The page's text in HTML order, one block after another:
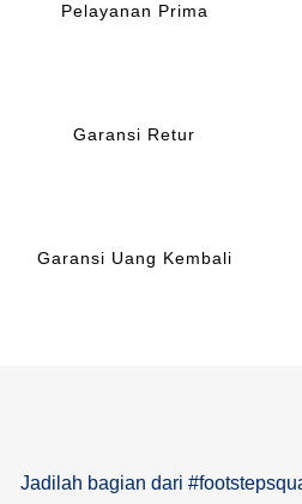
Pelayanan Prima
Garansi Retur
Garansi Uang Kembali
Jadilah bagian dari